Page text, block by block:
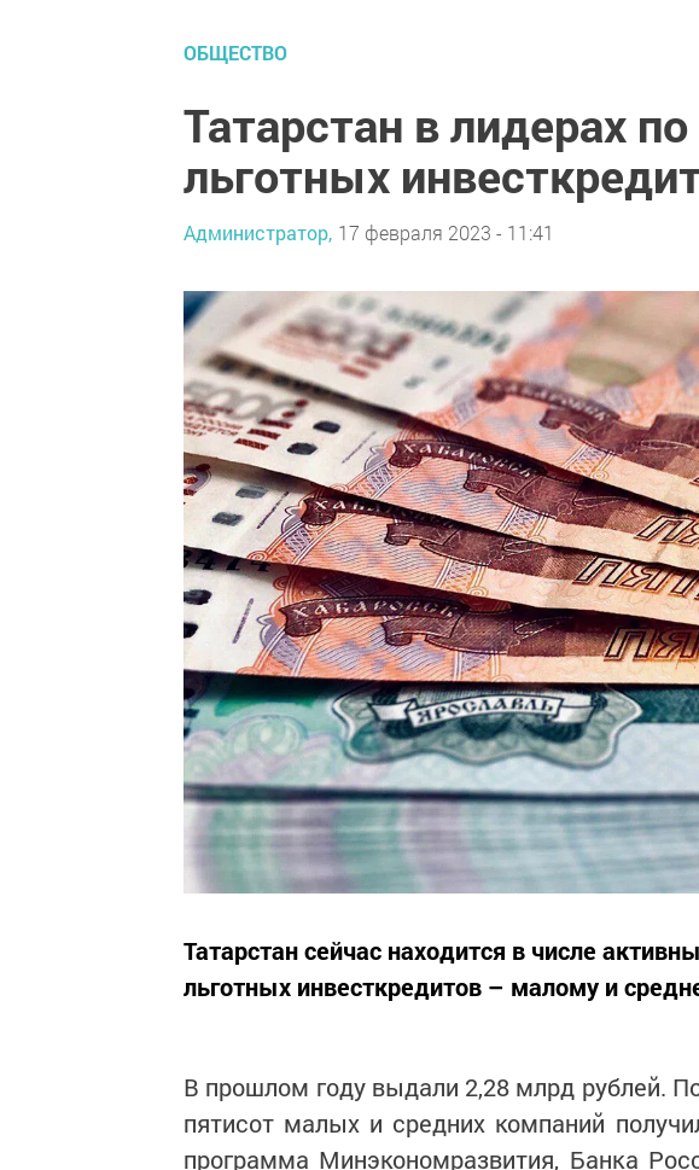
ОБЩЕСТВО
Татарстан в лидерах
льготных
Администратор, 17 февраля 2023 - 11:41
Татарстан сейчас находится в числе
льготных инвесткредитов – малому и
В прошлом году выдали 2,28 млрд рублей.
пятисот малых и средних компаний
программа Минэкономразвития, Банка